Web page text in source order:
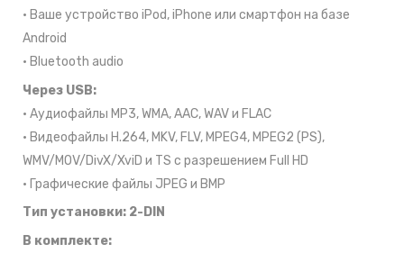
• Ваше устройство iPod, iPhone или смартфон на базе
Android
• Bluetooth audio
Через USB:
• Аудиофайлы MP3, WMA, AAC, WAV и FLAC
• Видеофайлы H.264, MKV, FLV, MPEG4, MPEG2 (PS),
WMV/MOV/DivX/XviD и TS с разрешением Full HD
• Графические файлы JPEG и BMP
Тип установки: 2-DIN
В комплекте: